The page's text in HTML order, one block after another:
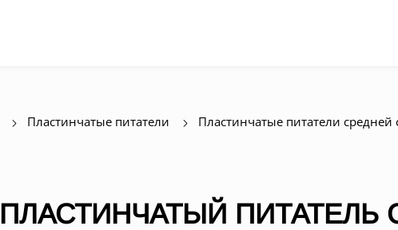
Пластинчатые питатели Пластинчатые питатели средней
ПЛАСТИНЧАТЫЙ ПИТАТЕЛЬ